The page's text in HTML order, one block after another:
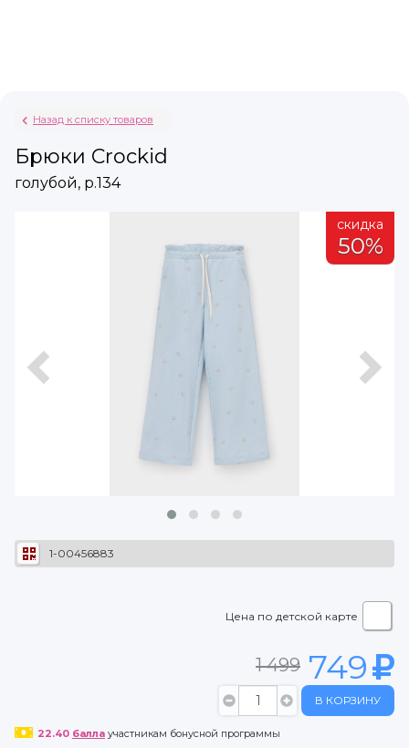
Назад к списку товаров
Брюки Crockid
голубой, р.134
скидка
50%
1-00456883
Цена по детской карте
1 499 749
В КОРЗИНУ
22.40 баллаучастникам бонусной программы